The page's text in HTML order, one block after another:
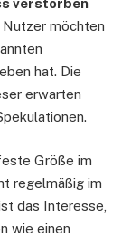
verstorben
möchten
hat. Die
erwarten
Größe im
regelmäßig im
das Interesse,
wie einen